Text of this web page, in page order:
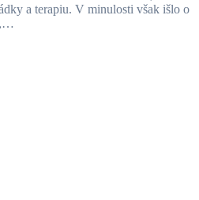
a terapiu. V minulosti však išlo o